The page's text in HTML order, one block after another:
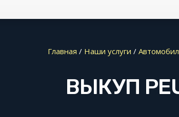
Главная / Наши услуги /
ВЫКУП